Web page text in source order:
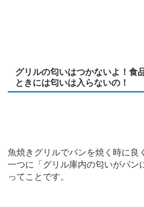
グリルの匂いはつかないよ！食
ときには匂いは入らないの！
魚焼きグリルでパンを焼く時に良
一つに「グリル庫内の匂いがパン
ってことです。